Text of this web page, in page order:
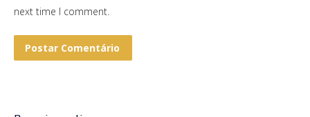
next time I comment.
Postar Comentário